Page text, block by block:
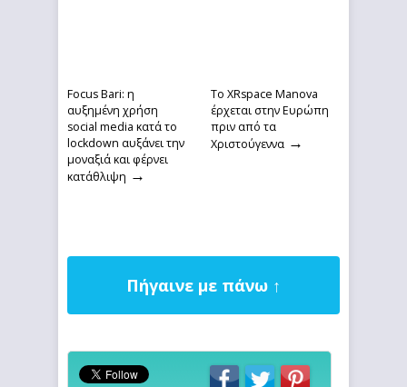
Focus Bari: η
αυξημένη χρήση
social media κατά το
lockdown αυξάνει την
μοναξιά και φέρνει
κατάθλιψη →
Το XRspace Manova
έρχεται στην Ευρώπη
πριν από τα
Χριστούγεννα →
Πήγαινε με πάνω ↑